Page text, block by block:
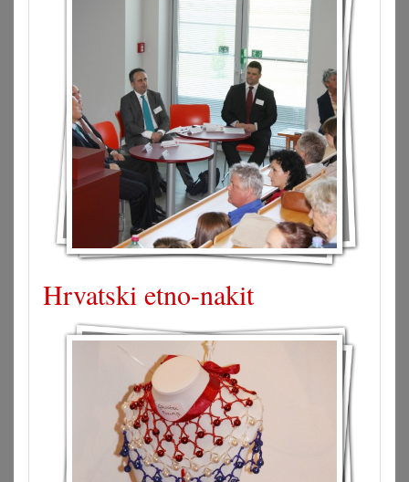
Hrvatski etno-nakit